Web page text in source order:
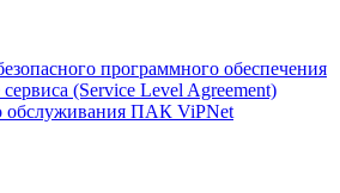
программного обеспечения
(Service Level Agreement)
обслуживания ПАК ViPNet